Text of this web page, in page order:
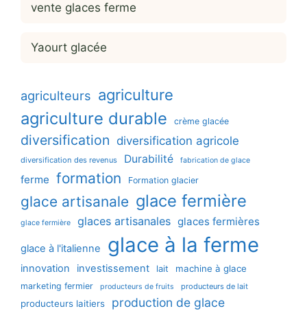
vente glaces ferme
Yaourt glacée
agriculteurs agriculture
agriculture durable crème glacée
diversification diversification agricole
diversification des revenus Durabilité fabrication de glace
ferme formation Formation glacier
glace artisanale glace fermière
glace fermière glaces artisanales glaces fermières
glace à l'italienne glace à la ferme
innovation investissement lait machine à glace
marketing fermier producteurs de fruits producteurs de lait
producteurs laitiers production de glace